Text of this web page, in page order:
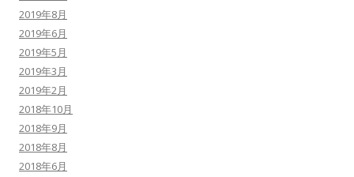
2019年8月
2019年6月
2019年5月
2019年3月
2019年2月
2018年10月
2018年9月
2018年8月
2018年6月